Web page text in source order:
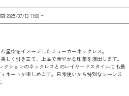
2025/07/13 11:00 〜
星空をイメージしたチョーカーネックレス。
しく引き立て、上品で華やかな印象を演出します。
クションのネックレスとのレイヤードスタイルにも最
ネートが楽しめます。日常使いから特別なシーンま